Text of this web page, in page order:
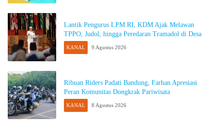
Lantik Pengurus LPM RI, KDM Ajak Melawan
TPPO, Judol, hingga Peredaran Tramadol di Desa
KANAL 9 Agustus 2026
Ribuan Riders Padati Bandung, Farhan Apresiasi
Peran Komunitas Dongkrak Pariwisata
KANAL 8 Agustus 2026